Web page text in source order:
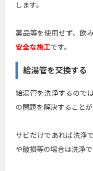
します。
薬品等を使用せず、飲
安全な施工です。
給湯管を交換する
給湯管を洗浄するので
の問題を解決することが
サビだけであれば洗浄
や破損等の場合は洗浄